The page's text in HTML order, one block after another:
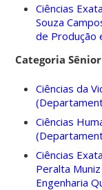
Ciências
Souza
de Produção
Categoria Sênior
Ciências da
Ciências
Ciências
Peralta
Engenharia